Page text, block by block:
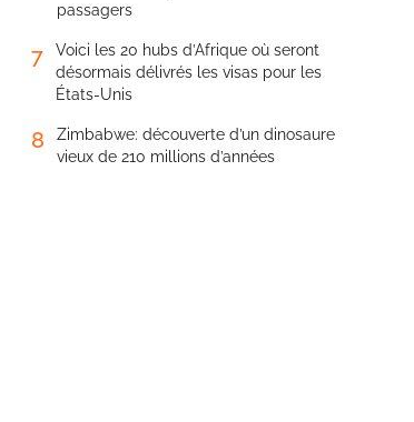
passagers
7
Voici les 20 hubs d’Afrique où seront
désormais délivrés les visas pour les
États-Unis
8
Zimbabwe: découverte d’un dinosaure
vieux de 210 millions d’années